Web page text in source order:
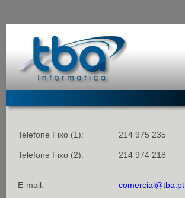
Telefone Fixo (1):
Telefone Fixo (2):
E-mail:
214 975 235
214 974 218
comercial@tba.pt